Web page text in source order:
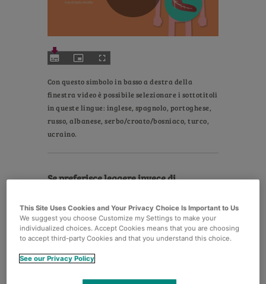
Play
Video
Con questo simbolo in basso a destra della
finestra video è possibile selezionare i sottotitoli
in queste lingue: inglese, spagnolo, portoghese,
russo, albanese, serbo/croato/bosniaco, turco,
ucraino.
Se preferisce leggere invece di
This Site Uses Cookies and Your Privacy Choice Is Important to Us
We suggest you choose Customize my Settings to make your
individualized choices. Accept Cookies means that you are choosing
to accept third-party Cookies and that you understand this choice.
See our Privacy Policy